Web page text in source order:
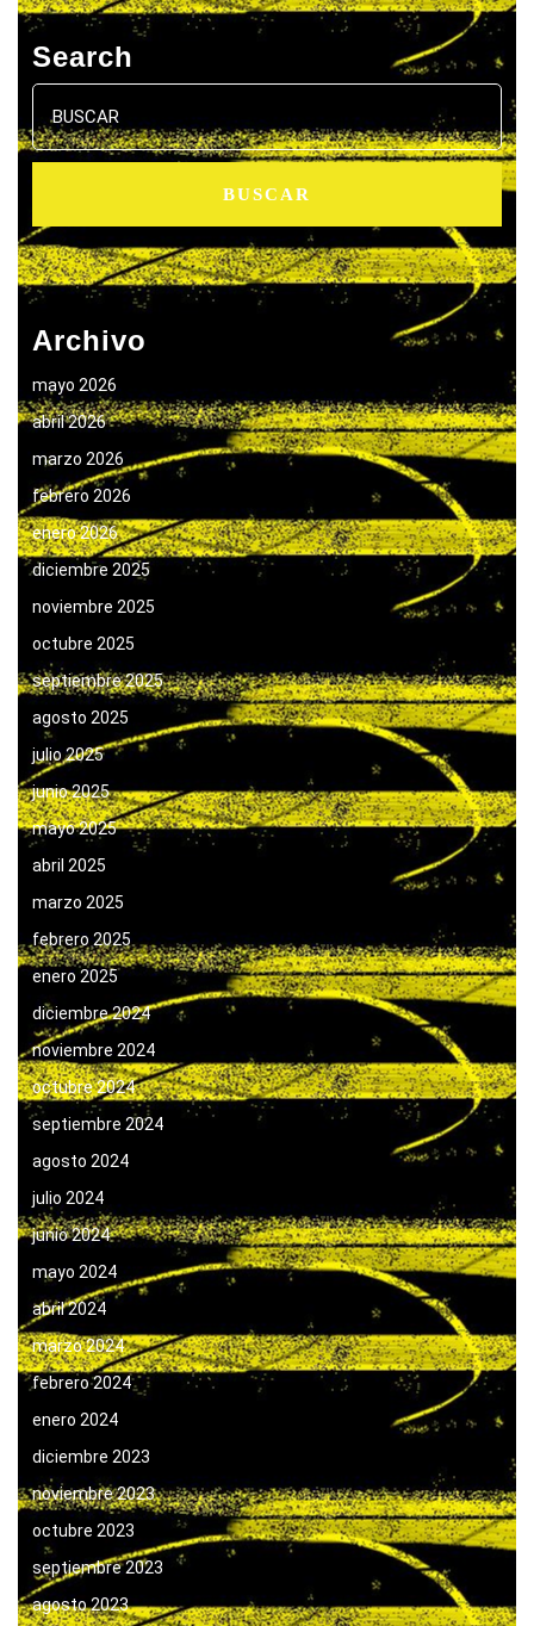
Search
Buscar:
Archivo
mayo 2026
abril 2026
marzo 2026
febrero 2026
enero 2026
diciembre 2025
noviembre 2025
octubre 2025
septiembre 2025
agosto 2025
julio 2025
junio 2025
mayo 2025
abril 2025
marzo 2025
febrero 2025
enero 2025
diciembre 2024
noviembre 2024
octubre 2024
septiembre 2024
agosto 2024
julio 2024
junio 2024
mayo 2024
abril 2024
marzo 2024
febrero 2024
enero 2024
diciembre 2023
noviembre 2023
octubre 2023
septiembre 2023
agosto 2023